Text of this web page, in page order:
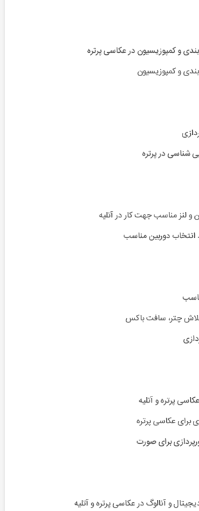
و کمپوزیسیون در عکاسی پرتره
و کمپوزیسیون
شناسی در پرتره
و لنز مناسب جهت کار در آتلیه
انتخاب دوربین مناسب
چتر، سافت باکس
پرتره و آتلیه
برای عکاسی پرتره
برای صورت
و آنالوگ در عکاسی پرتره و آتلیه